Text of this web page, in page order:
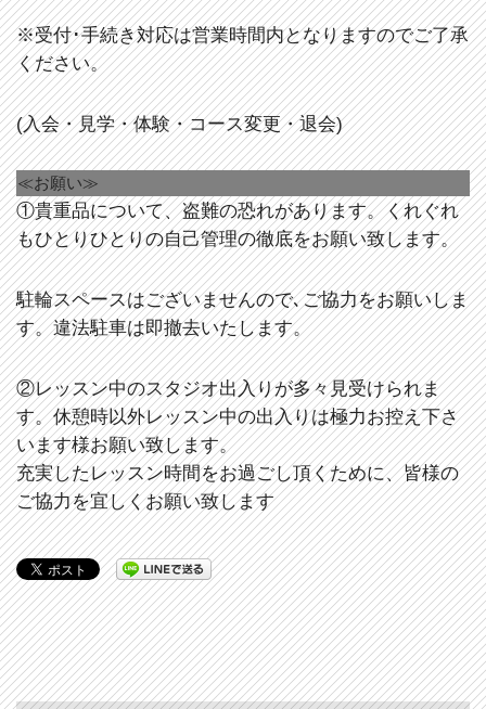
※受付･手続き対応は営業時間内となりますのでご了承
ください。
(入会・見学・体験・コース変更・退会)
≪お願い≫
①貴重品について、盗難の恐れがあります。くれぐれ
もひとりひとりの自己管理の徹底をお願い致します。
駐輪スペースはございませんので､ご協力をお願いしま
す。違法駐車は即撤去いたします。
②レッスン中のスタジオ出入りが多々見受けられま
す。休憩時以外レッスン中の出入りは極力お控え下さ
います様お願い致します。
充実したレッスン時間をお過ごし頂くために、皆様の
ご協力を宜しくお願い致します